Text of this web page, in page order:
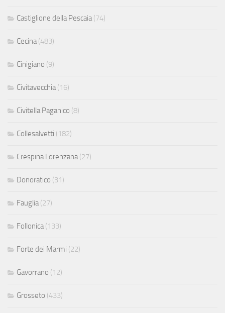
Castiglione della Pescaia (74)
Cecina (483)
Cinigiano (9)
Civitavecchia (16)
Civitella Paganico (8)
Collesalvetti (182)
Crespina Lorenzana (27)
Donoratico (31)
Fauglia (27)
Follonica (133)
Forte dei Marmi (22)
Gavorrano (12)
Grosseto (433)